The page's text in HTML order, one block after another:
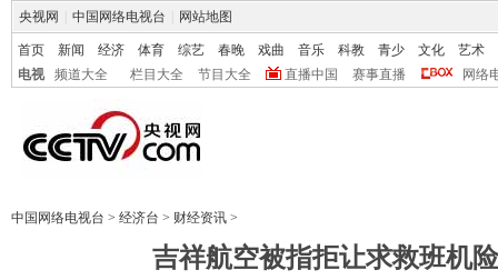
央视网 中国网络电视台 网站地图
首页 新闻 经济 体育 综艺 春晚 戏曲 音乐 科教 青少 文化
艺术
电视
频道大全 栏目大全 节目大全 直播中国 赛事直播 网络
中国网络电视台 > 经济台 > 财经资讯 >
吉祥航空被指拒让求救班机